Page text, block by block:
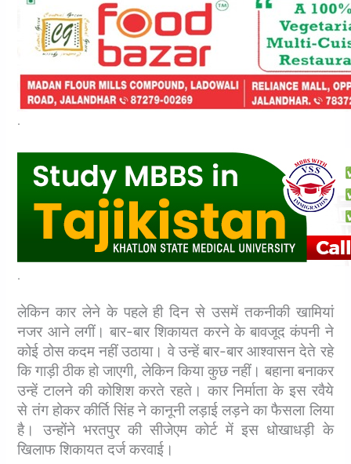
.
.
लेकिन कार लेने के पहले ही दिन से उसमें तकनीकी खामियां
नजर आने लगीं। बार-बार शिकायत करने के बावजूद कंपनी ने
कोई ठोस कदम नहीं उठाया। वे उन्हें बार-बार आश्वासन देते रहे
कि गाड़ी ठीक हो जाएगी, लेकिन किया कुछ नहीं। बहाना बनाकर
उन्हें टालने की कोशिश करते रहते। कार निर्माता के इस रवैये
से तंग होकर कीर्ति सिंह ने कानूनी लड़ाई लड़ने का फैसला लिया
है। उन्होंने भरतपुर की सीजेएम कोर्ट में इस धोखाधड़ी के
खिलाफ शिकायत दर्ज करवाई।